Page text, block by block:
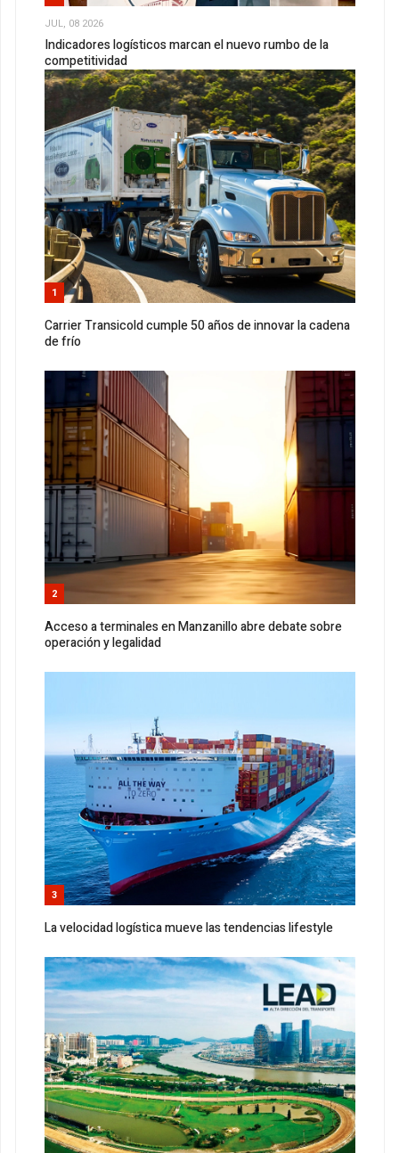
JUL, 08 2026
Indicadores logísticos marcan el nuevo rumbo de la
competitividad
1
Carrier Transicold cumple 50 años de innovar la cadena
de frío
2
Acceso a terminales en Manzanillo abre debate sobre
operación y legalidad
3
La velocidad logística mueve las tendencias lifestyle